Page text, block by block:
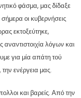
φάσμα, μας δίδαξε
οι κυβερνήσεις
εκτοξεύτηκε,
λόγων και
για μία απάτη τού
ενέργεια μας.
και βαρείς. Από την